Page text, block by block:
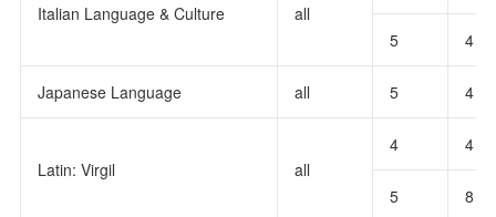
Italian Language & Culture all
5 4
Japanese Language all 5 4
Latin: Virgil all
4 4
5 8